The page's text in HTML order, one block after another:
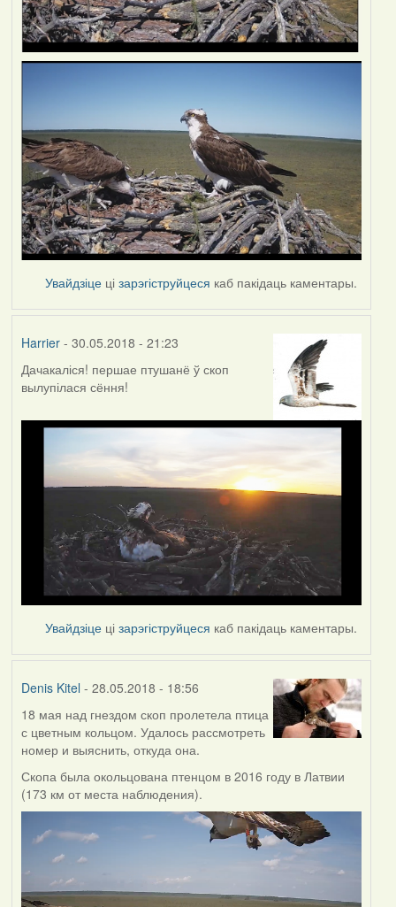
Увайдзіце цізарэгіструйцеся каб пакідаць каментары.
Harrier- 30.05.2018 - 21:23
Дачакаліся! першае птушанё ў скоп
вылупілася сёння!
Увайдзіце цізарэгіструйцеся каб пакідаць каментары.
Denis Kitel - 28.05.2018 - 18:56
18 мая над гнездом скоп пролетела птица
с цветным кольцом. Удалось рассмотреть
номер и выяснить, откуда она.
Скопа была окольцована птенцом в 2016 году в Латвии
(173 км от места наблюдения).